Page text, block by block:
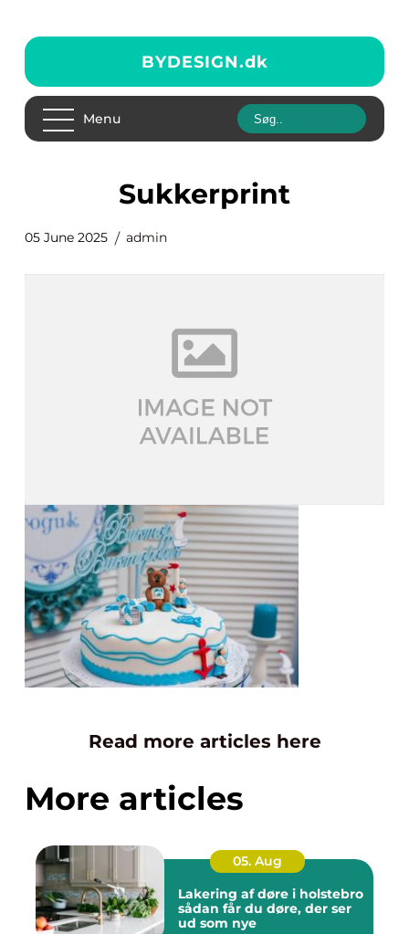
BYDESIGN.dk
Menu
sukkerprint
05 June 2025 admin
Read more articles here
More articles
05. Aug
Lakering af døre i holstebro
sådan får du døre, der ser
ud som nye